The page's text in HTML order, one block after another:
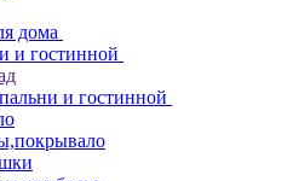
дома
и гостинной
и гостинной